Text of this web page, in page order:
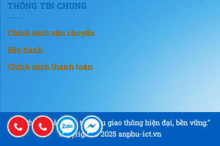
THÔNG TIN CHUNG
Chính sách vận chuyển
Bảo hành
Chính sách thanh toán
"An Phú – Giải pháp tín hiệu giao thông hiện đại, bền vững."
Copyright © 2025 anphu-ict.vn